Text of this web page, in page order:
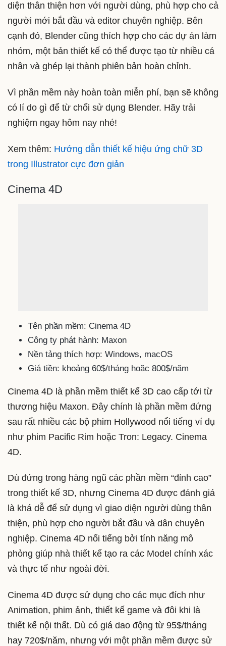
diện thân thiện hơn với người dùng, phù hợp cho cả
người mới bắt đầu và editor chuyên nghiệp. Bên
cạnh đó, Blender cũng thích hợp cho các dự án làm
nhóm, một bản thiết kế có thể được tạo từ nhiều cá
nhân và ghép lại thành phiên bản hoàn chỉnh.
Vì phần mềm này hoàn toàn miễn phí, bạn sẽ không
có lí do gì để từ chối sử dụng Blender. Hãy trải
nghiệm ngay hôm nay nhé!
Xem thêm: Hướng dẫn thiết kế hiệu ứng chữ 3D
trong Illustrator cực đơn giản
Cinema 4D
Tên phần mềm: Cinema 4D
Công ty phát hành: Maxon
Nền tảng thích hợp: Windows, macOS
Giá tiền: khoảng 60$/tháng hoặc 800$/năm
Cinema 4D là phần mềm thiết kế 3D cao cấp tới từ
thương hiệu Maxon. Đây chính là phần mềm đứng
sau rất nhiều các bộ phim Hollywood nổi tiếng ví dụ
như phim Pacific Rim hoặc Tron: Legacy. Cinema
4D.
Dù đứng trong hàng ngũ các phần mềm “đỉnh cao”
trong thiết kế 3D, nhưng Cinema 4D được đánh giá
là khá dễ để sử dụng vì giao diện người dùng thân
thiện, phù hợp cho người bắt đầu và dân chuyên
nghiệp. Cinema 4D nổi tiếng bởi tính năng mô
phỏng giúp nhà thiết kế tạo ra các Model chính xác
và thực tế như ngoài đời.
Cinema 4D được sử dụng cho các mục đích như
Animation, phim ảnh, thiết kế game và đôi khi là
thiết kế nội thất. Dù có giá dao động từ 95$/tháng